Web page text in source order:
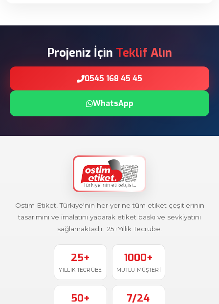
Projeniz İçin Teklif Alın
0545 168 45 45
WhatsApp
Ostim Etiket, Türkiye'nin her yerine tüm etiket çeşitlerinin
tasarımını ve imalatını yaparak etiket baskı ve sevkiyatını
sağlamaktadır. 25+Yıllık Tecrübe.
25+
YILLIK TECRÜBE
1000+
MUTLU MÜŞTERI
50+ 7/24